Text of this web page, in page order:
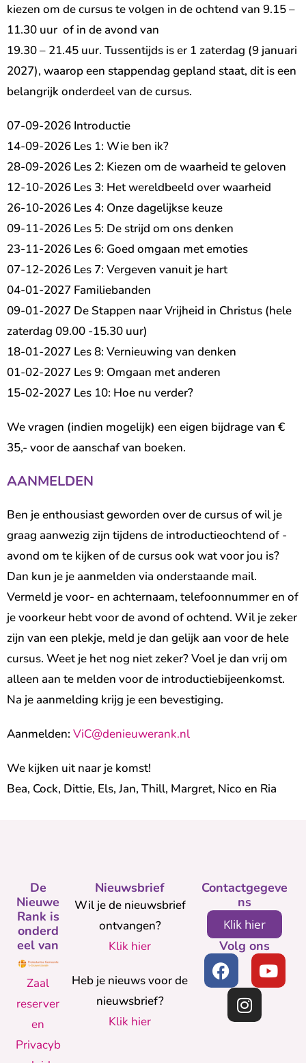
kiezen om de cursus te volgen in de ochtend van 9.15 –
11.30 uur of in de avond van
19.30 – 21.45 uur. Tussentijds is er 1 zaterdag (9 januari
2027), waarop een stappendag gepland staat, dit is een
belangrijk onderdeel van de cursus.
07-09-2026 Introductie
14-09-2026 Les 1: Wie ben ik?
28-09-2026 Les 2: Kiezen om de waarheid te geloven
12-10-2026 Les 3: Het wereldbeeld over waarheid
26-10-2026 Les 4: Onze dagelijkse keuze
09-11-2026 Les 5: De strijd om ons denken
23-11-2026 Les 6: Goed omgaan met emoties
07-12-2026 Les 7: Vergeven vanuit je hart
04-01-2027 Familiebanden
09-01-2027 De Stappen naar Vrijheid in Christus (hele
zaterdag 09.00 -15.30 uur)
18-01-2027 Les 8: Vernieuwing van denken
01-02-2027 Les 9: Omgaan met anderen
15-02-2027 Les 10: Hoe nu verder?
We vragen (indien mogelijk) een eigen bijdrage van €
35,- voor de aanschaf van boeken.
AANMELDEN
Ben je enthousiast geworden over de cursus of wil je
graag aanwezig zijn tijdens de introductieochtend of -
avond om te kijken of de cursus ook wat voor jou is?
Dan kun je je aanmelden via onderstaande mail.
Vermeld je voor- en achternaam, telefoonnummer en of
je voorkeur hebt voor de avond of ochtend. Wil je zeker
zijn van een plekje, meld je dan gelijk aan voor de hele
cursus. Weet je het nog niet zeker? Voel je dan vrij om
alleen aan te melden voor de introductiebijeenkomst.
Na je aanmelding krijg je een bevestiging.
Aanmelden: ViC@denieuwerank.nl
We kijken uit naar je komst!
Bea, Cock, Dittie, Els, Jan, Thill, Margret, Nico en Ria
Nieuwsbrief
Wil je de nieuwsbrief
ontvangen?
Klik hier
Heb je nieuws voor de
nieuwsbrief?
Klik hier
De
Nieuwe
Rank is
onderd
eel van
Zaal
reserver
en
Privacyb
Contactgegeve
ns
Klik hier
Volg ons